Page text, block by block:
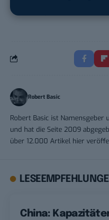
Robert Basic
Robert Basic ist Namensgeber
und hat die Seite 2009
über 12.000 Artikel hier
China: